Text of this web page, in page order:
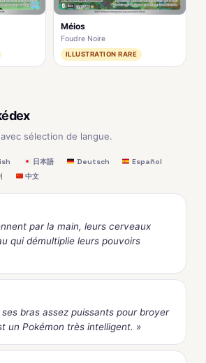
Méios
Foudre Noire
ILLUSTRATION RARE
sélection de langue.
日本語 Deutsch
Español
中文
par la main, leurs cerveaux
qui démultiplie leurs pouvoirs
bras assez puissants pour broyer
un Pokémon très intelligent. »